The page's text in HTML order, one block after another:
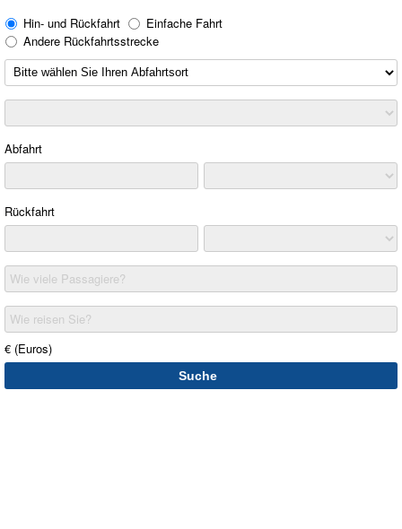
Hin- und Rückfahrt
Einfache Fahrt
Andere Rückfahrtsstrecke
Abfahrt
Rückfahrt
Wie viele Passagiere?
Wie reisen Sie?
€ (Euros)
Suche